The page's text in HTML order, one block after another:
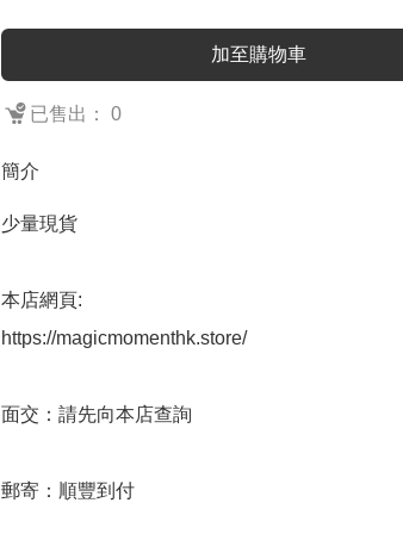
加至購物車
已售出： 0
簡介
少量現貨
本店網頁:
https://magicmomenthk.store/
面交：請先向本店查詢
郵寄：順豐到付